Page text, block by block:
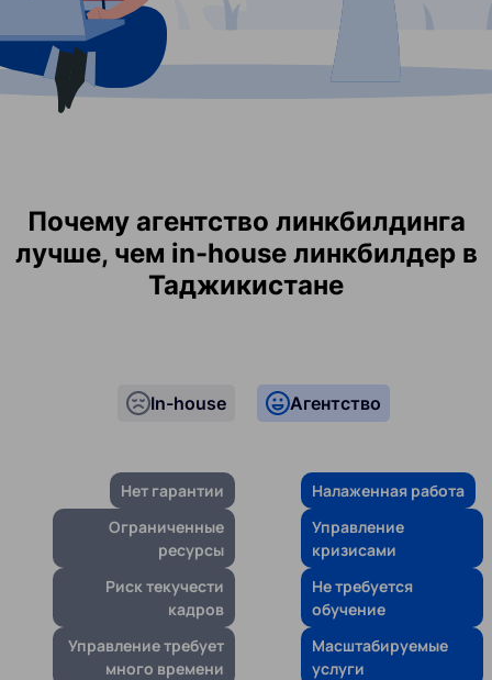
Почему агентство линкбилдинга
лучше, чем in-house линкбилдер в
Таджикистане
In-house
Нет гарантии
Ограниченные
ресурсы
Риск текучести
кадров
Управление требует
много времени
Агентство
Налаженная работа
Управление
кризисами
Не требуется
обучение
Масштабируемые
услуги